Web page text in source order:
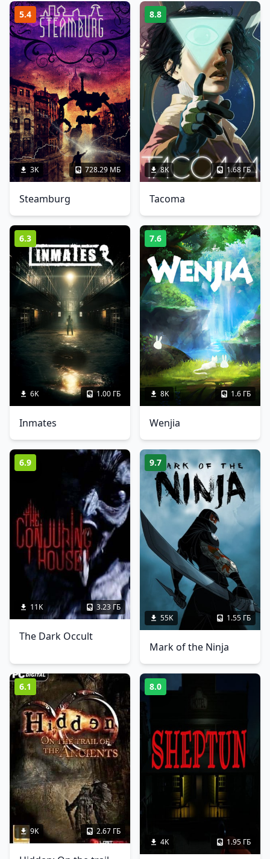
5.4
3K 728.29 МБ
Steamburg
8.8
8K 1.68 ГБ
Tacoma
6.3
6K 1.00 ГБ
Inmates
7.6
8K 1.6 ГБ
Wenjia
6.9
11K 3.23 ГБ
The Dark Occult
9.7
55K 1.55 ГБ
Mark of the Ninja
6.1
9K 2.67 ГБ
8.0
4K 1.95 ГБ